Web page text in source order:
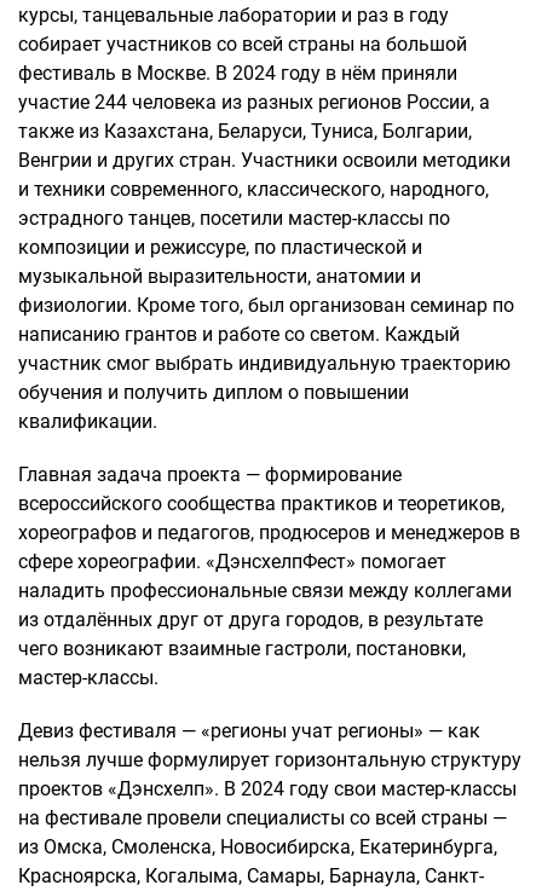
курсы, танцевальные лаборатории и раз в году
собирает участников со всей страны на большой
фестиваль в Москве. В 2024 году в нём приняли
участие 244 человека из разных регионов России, а
также из Казахстана, Беларуси, Туниса, Болгарии,
Венгрии и других стран. Участники освоили методики
и техники современного, классического, народного,
эстрадного танцев, посетили мастер-классы по
композиции и режиссуре, по пластической и
музыкальной выразительности, анатомии и
физиологии. Кроме того, был организован семинар по
написанию грантов и работе со светом. Каждый
участник смог выбрать индивидуальную траекторию
обучения и получить диплом о повышении
квалификации.
Главная задача проекта — формирование
всероссийского сообщества практиков и теоретиков,
хореографов и педагогов, продюсеров и менеджеров в
сфере хореографии. «ДэнсхелпФест» помогает
наладить профессиональные связи между коллегами
из отдалённых друг от друга городов, в результате
чего возникают взаимные гастроли, постановки,
мастер-классы.
Девиз фестиваля — «регионы учат регионы» — как
нельзя лучше формулирует горизонтальную структуру
проектов «Дэнсхелп». В 2024 году свои мастер-классы
на фестивале провели специалисты со всей страны —
из Омска, Смоленска, Новосибирска, Екатеринбурга,
Красноярска, Когалыма, Самары, Барнаула, Санкт-